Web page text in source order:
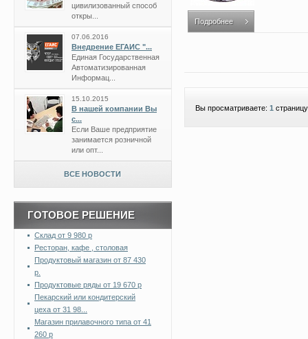
Подробнее
Вы просматриваете: 1
цивилизованный способ
откры...
07.06.2016
Внедрение ЕГАИС "...
Единая Государственная
Автоматизированная
Информац...
15.10.2015
В нашей компании Вы
с...
Если Ваше предприятие
занимается розничной
или опт...
ВСЕ НОВОСТИ
ГОТОВОЕ РЕШЕНИЕ
Склад от 9 980 р
Ресторан, кафе , столовая
Продуктовый магазин от 87 430
р.
Продуктовые ряды от 19 670 р
Пекарский или кондитерский
цеха от 31 98...
Магазин прилавочного типа от 41
260 р